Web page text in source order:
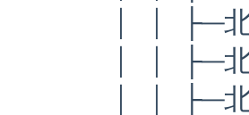
│ │ ├─北
│ │ ├─北
│ │ ├─北